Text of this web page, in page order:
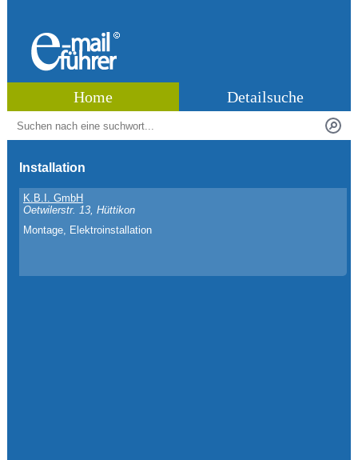
Home Detailsuche
Installation
K.B.I. GmbH
Oetwilerstr. 13, Hüttikon
Montage, Elektroinstallation